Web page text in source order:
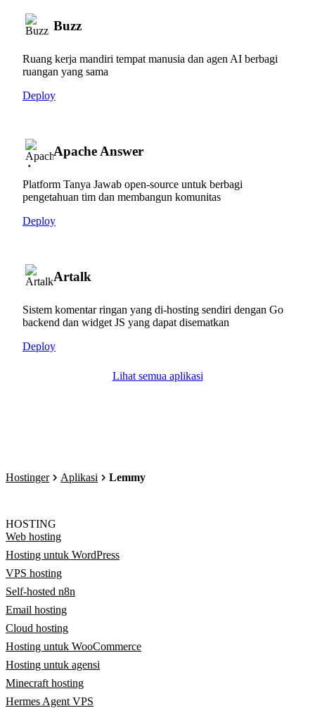
Buzz
Ruang kerja mandiri tempat manusia dan agen AI berbagi
ruangan yang sama
Deploy
Apache Answer
Platform Tanya Jawab open-source untuk berbagi
pengetahuan tim dan membangun komunitas
Deploy
Artalk
Sistem komentar ringan yang di-hosting sendiri dengan Go
backend dan widget JS yang dapat disematkan
Deploy
Lihat semua aplikasi
Hostinger Aplikasi Lemmy
HOSTING
Web hosting
Hosting untuk WordPress
VPS hosting
Self-hosted n8n
Email hosting
Cloud hosting
Hosting untuk WooCommerce
Hosting untuk agensi
Minecraft hosting
Hermes Agent VPS